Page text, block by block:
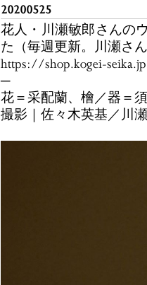
20200525
花人・川瀬敏郎さんの
た（毎週更新。川瀬さ
https://shop.kogei-
─
花＝采配蘭、檜／器＝
撮影｜佐々木英基／川